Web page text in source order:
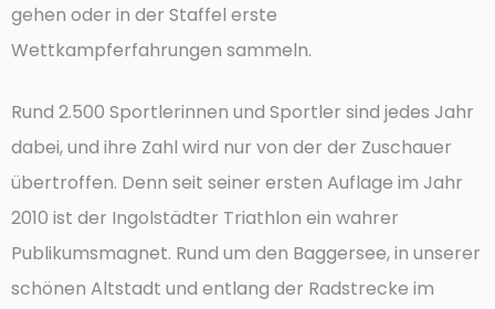
gehen oder in der Staffel erste
Wettkampferfahrungen sammeln.
Rund 2.500 Sportlerinnen und Sportler sind jedes Jahr
dabei, und ihre Zahl wird nur von der der Zuschauer
übertroffen. Denn seit seiner ersten Auflage im Jahr
2010 ist der Ingolstädter Triathlon ein wahrer
Publikumsmagnet. Rund um den Baggersee, in unserer
schönen Altstadt und entlang der Radstrecke im